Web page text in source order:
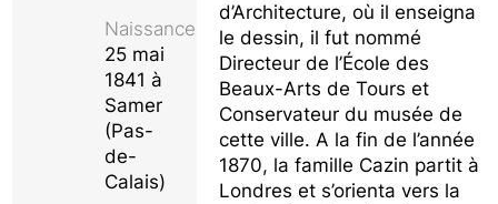
d’Architecture, où il enseigna
le dessin, il fut nommé
Directeur de l’École des
Beaux-Arts de Tours et
Conservateur du musée de
cette ville. A la fin de l’année
1870, la famille Cazin partit à
Londres et s’orienta vers la
Naissance
25 mai
1841 à
Samer
(Pas-
de-
Calais)